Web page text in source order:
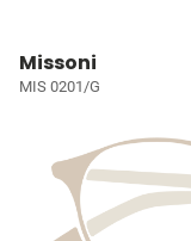
Missoni
MIS 0201/G